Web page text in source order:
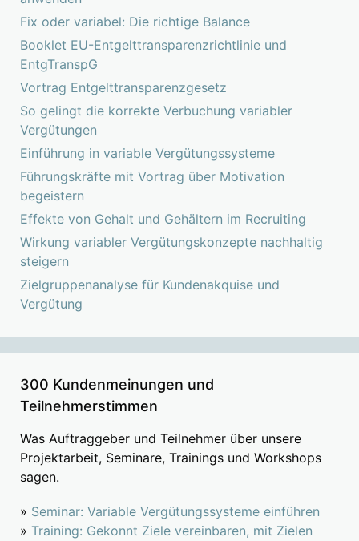
Fix oder variabel: Die richtige Balance
Booklet EU-Entgelttransparenzrichtlinie und
EntgTranspG
Vortrag Entgelttransparenzgesetz
So gelingt die korrekte Verbuchung variabler
Vergütungen
Einführung in variable Vergütungssysteme
Führungskräfte mit Vortrag über Motivation
begeistern
Effekte von Gehalt und Gehältern im Recruiting
Wirkung variabler Vergütungskonzepte nachhaltig
steigern
Zielgruppenanalyse für Kundenakquise und
Vergütung
300 Kundenmeinungen und
Teilnehmerstimmen
Was Auftraggeber und Teilnehmer über unsere
Projektarbeit, Seminare, Trainings und Workshops
sagen.
» Seminar: Variable Vergütungssysteme einführen
» Training: Gekonnt Ziele vereinbaren, mit Zielen